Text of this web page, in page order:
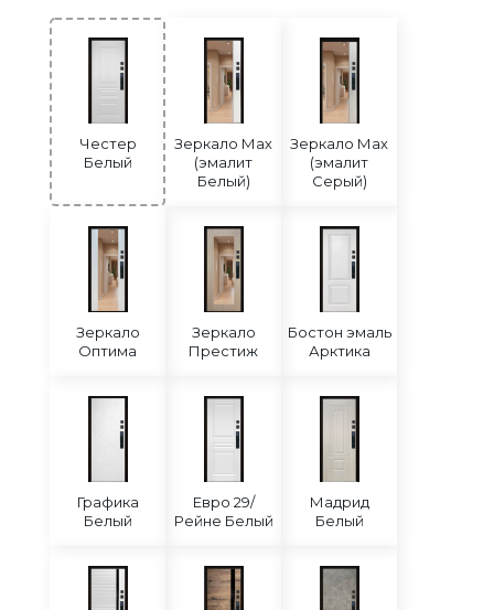
Честер
Белый
Зеркало Мах
(эмалит
Белый)
Зеркало Мах
(эмалит
Серый)
Зеркало
Оптима
Зеркало
Престиж
Бостон эмаль
Арктика
Графика
Белый
Евро 29/
Рейне Белый
Мадрид
Белый